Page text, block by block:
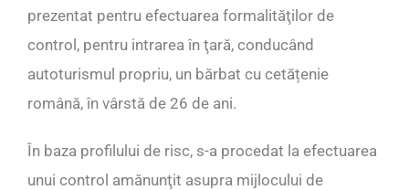
prezentat pentru efectuarea formalităţilor de
control, pentru intrarea în ţară, conducând
autoturismul propriu, un bărbat cu cetățenie
română, în vârstă de 26 de ani.
În baza profilului de risc, s-a procedat la efectuarea
unui control amănunţit asupra mijlocului de